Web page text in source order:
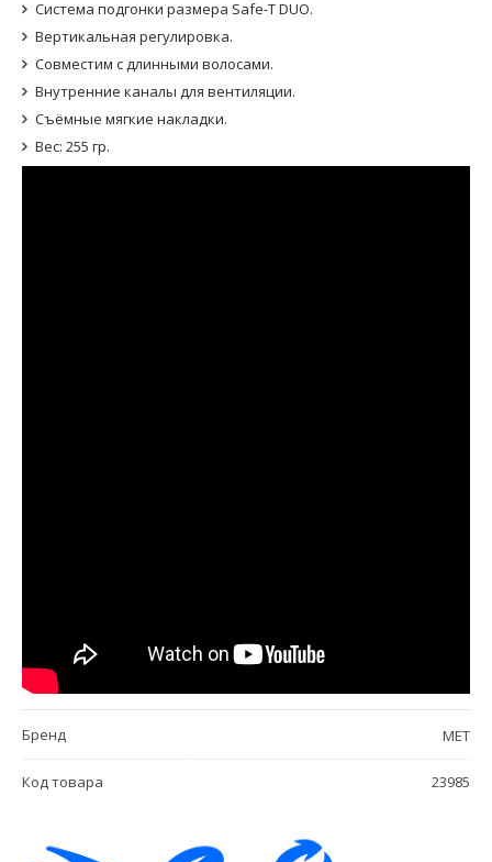
Система подгонки размера Safe-T DUO.
Вертикальная регулировка.
Совместим с длинными волосами.
Внутренние каналы для вентиляции.
Съёмные мягкие накладки.
Вес: 255 гр.
Бренд MET
Код товара 23985